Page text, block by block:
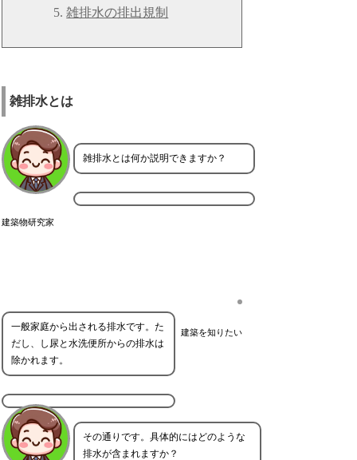
雑排水の排出規制
雑排水とは
建築物研究家
雑排水とは何か説明できますか？
建築を知りたい
一般家庭から出される排水です。た
だし、し尿と水洗便所からの排水は
除かれます。
その通りです。具体的にはどのような
排水が含まれますか？